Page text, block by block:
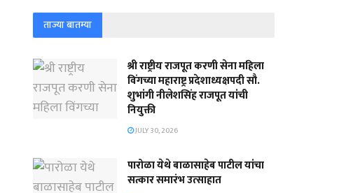
ताज्या बातम्या
श्री राष्ट्रीय राजपूत करणी सेना महिला
विंगच्या महाराष्ट्र प्रदेशाध्यक्षपदी सौ.
शुभांगी नीलेशसिंह राजपूत यांची
नियुक्ती
JULY 30, 2026
पारोळा येथे बाळासाहेब पाटील यांचा
सत्कार समारंभ उत्साहात